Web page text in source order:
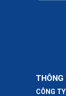
THÔNG
CÔNG